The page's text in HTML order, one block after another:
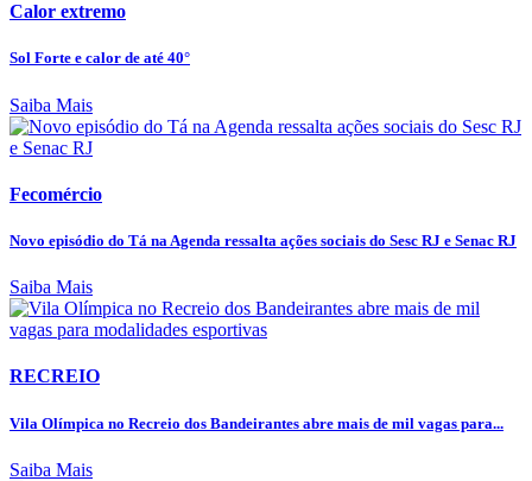
Calor extremo
Sol Forte e calor de até 40°
Saiba Mais
Fecomércio
Novo episódio do Tá na Agenda ressalta ações sociais do Sesc RJ e Senac RJ
Saiba Mais
RECREIO
Vila Olímpica no Recreio dos Bandeirantes abre mais de mil vagas para...
Saiba Mais